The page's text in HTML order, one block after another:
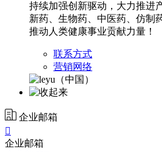
持续加强创新驱动，大力推进
新药、生物药、中医药、仿制
推动人类健康事业贡献力量！
联系方式
营销网络
企业邮箱

企业邮箱